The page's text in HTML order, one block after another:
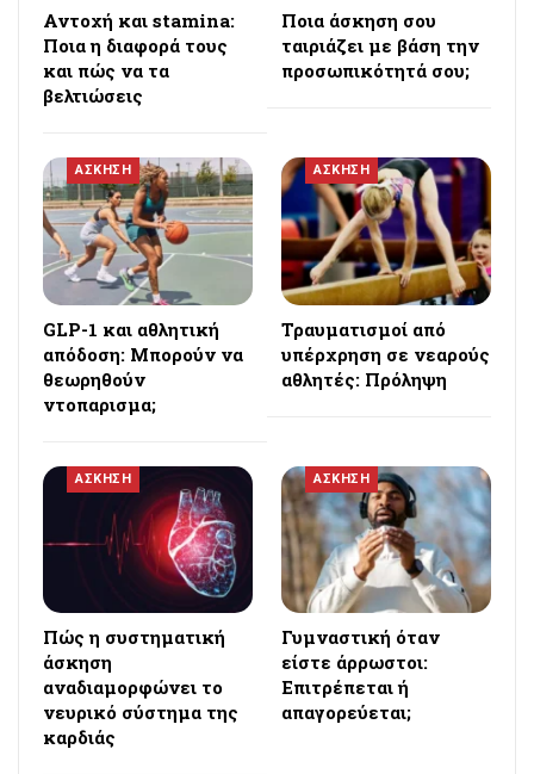
Αντοχή και stamina:
Ποια η διαφορά τους
και πώς να τα
βελτιώσεις
Ποια άσκηση σου
ταιριάζει με βάση την
προσωπικότητά σου;
ΑΣΚΗΣΗ
GLP-1 και αθλητική
απόδοση: Μπορούν να
θεωρηθούν
ντοπαρισμα;
ΑΣΚΗΣΗ
Τραυματισμοί από
υπέρχρηση σε νεαρούς
αθλητές: Πρόληψη
ΑΣΚΗΣΗ
Πώς η συστηματική
άσκηση
αναδιαμορφώνει το
νευρικό σύστημα της
καρδιάς
ΑΣΚΗΣΗ
Γυμναστική όταν
είστε άρρωστοι:
Επιτρέπεται ή
απαγορεύεται;